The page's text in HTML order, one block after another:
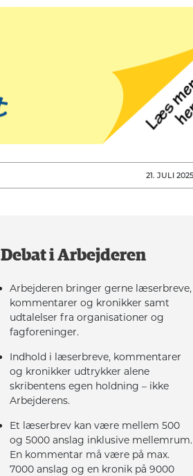
21. JULI
Debat i Arbejderen
Arbejderen bringer gerne læserbreve,
kommentarer og kronikker samt
udtalelser fra organisationer og
fagforeninger.
Indhold i læserbreve, kommentarer
og kronikker udtrykker alene
skribentens egen holdning – ikke
Arbejderens.
Et læserbrev kan være mellem 500
og 5000 anslag inklusive mellemrum.
En kommentar må være på max.
7000 anslag og en kronik på 9000